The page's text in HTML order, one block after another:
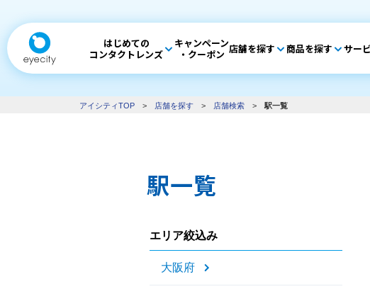
はじめての
コンタクトレンズ
キャンペーン
・クーポン 店舗を探す 商品を探す サー
アイシティTOP > 店舗を探す > 店舗検索 > 駅一覧
駅一覧
エリア絞込み
大阪府